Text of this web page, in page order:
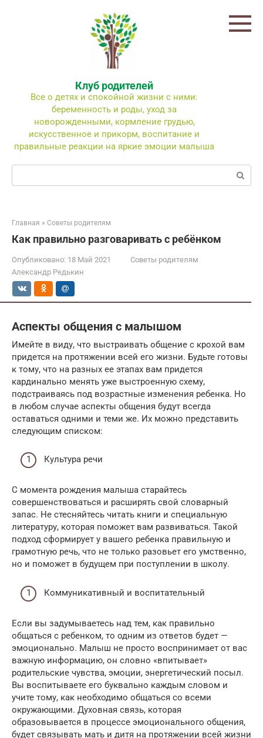
Клуб родителей
Все о детях и спокойной жизни с ними:
беременность и роды, уход за
новорожденными, кормление грудью,
искусственное и прикорм, воспитание и
правильные реакции на яркие эмоции малыша
Поиск:
Главная » Советы родителям
Как правильно разговаривать с ребёнком
Опубликовано: 18 Май 2021
Советы родителям
Александр Редькин
Аспекты общения с малышом
Имейте в виду, что выстраивать общение с крохой вам
придется на протяжении всей его жизни. Будьте готовы
к тому, что на разных ее этапах вам придется
кардинально менять уже выстроенную схему,
подстраиваясь под возрастные изменения ребенка. Но
в любом случае аспекты общения будут всегда
оставаться одними и теми же. Их можно представить
следующим списком:
Культура речи
С момента рождения малыша старайтесь
совершенствоваться и расширять свой словарный
запас. Не стесняйтесь читать книги и специальную
литературу, которая поможет вам развиваться. Такой
подход сформирует у вашего ребенка правильную и
грамотную речь, что не только разовьет его умственно,
но и поможет в будущем при поступлении в школу.
Коммуникативный и воспитательный
Если вы задумываетесь над тем, как правильно
общаться с ребенком, то одним из ответов будет —
эмоционально. Малыш не просто воспринимает от вас
важную информацию, он словно «впитывает»
родительские чувства, эмоции, энергетический посыл.
Вы воспитываете его буквально каждым словом и
учите тому, как необходимо общаться со всеми
окружающими. Духовная связь, которая
образовывается в процессе эмоционального общения,
будет связывать мать и дитя на протяжении всей жизни